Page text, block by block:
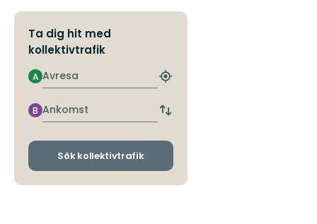
Ta dig hit med
kollektivtrafik
Avresa
A
Hitta
hållplats
Ankomst
B
Byt
och
Sök kollektivtrafik